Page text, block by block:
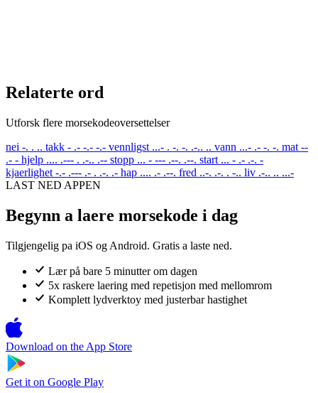
Relaterte ord
Utforsk flere morsekodeoversettelser
nei -. . .. takk - .- -.- -.- vennligst ...- . -. -. .-.. .. vann ...- .- -. -. mat --
.- - hjelp .... .--- . .-.. .-- stopp ... - --- .--. .--. start ... - .- .-. -
kjaerlighet -.- .--- .- . .-. .- hap .... .- .--. fred ..-. .-. . -.. liv .-.. .. ...-
LAST NED APPEN
Begynn a laere morsekode i dag
Tilgjengelig pa iOS og Android. Gratis a laste ned.
Lær på bare 5 minutter om dagen
5x raskere laering med repetisjon med mellomrom
Komplett lydverktoy med justerbar hastighet
Download on the App Store
Get it on Google Play